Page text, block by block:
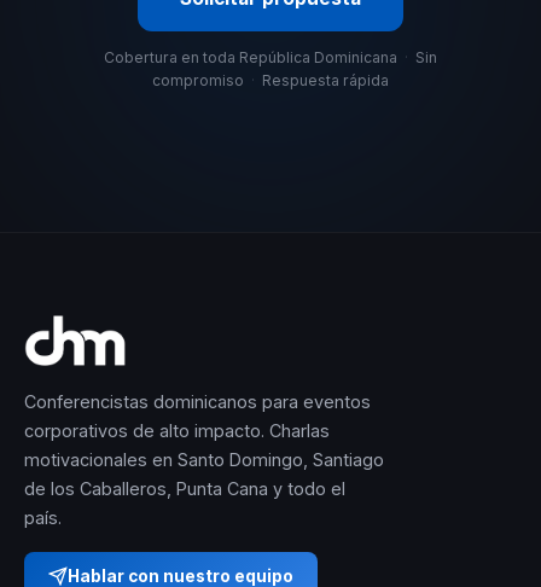
Cobertura en toda República Dominicana · Sin
compromiso · Respuesta rápida
Conferencistas dominicanos para eventos
corporativos de alto impacto. Charlas
motivacionales en Santo Domingo, Santiago
de los Caballeros, Punta Cana y todo el
país.
Hablar con nuestro equipo